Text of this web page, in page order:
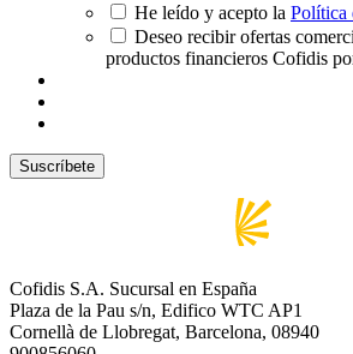
He leído y acepto la Política
Deseo recibir ofertas
productos financieros Cofidis
Cofidis S.A. Sucursal en España
Plaza de la Pau s/n, Edifico WTC AP1
Cornellà de Llobregat, Barcelona, 08940